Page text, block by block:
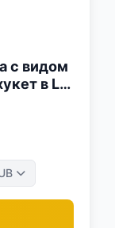
с видом
в La